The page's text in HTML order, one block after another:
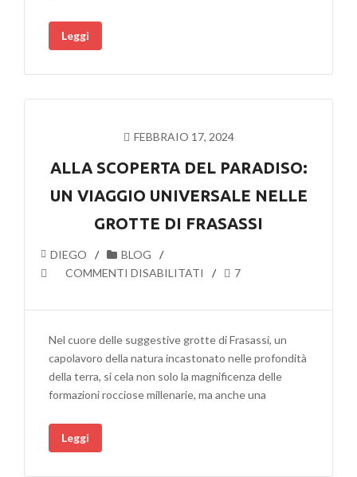
TEATRO
ALL’INSEGNA
DELL’INCLUSIONE
Leggi
FEBBRAIO 17, 2024
ALLA SCOPERTA DEL PARADISO:
UN VIAGGIO UNIVERSALE NELLE
GROTTE DI FRASASSI
DIEGO
BLOG
COMMENTI DISABILITATI
SU
SCOPERTA
PARADISO:
UN
VIAGGIO
UNIVERSALE
GROTTE
DI
FRASASSI
7
Nel cuore delle suggestive grotte di Frasassi, un
capolavoro della natura incastonato nelle profondità
della terra, si cela non solo la magnificenza delle
formazioni rocciose millenarie, ma anche una
Leggi